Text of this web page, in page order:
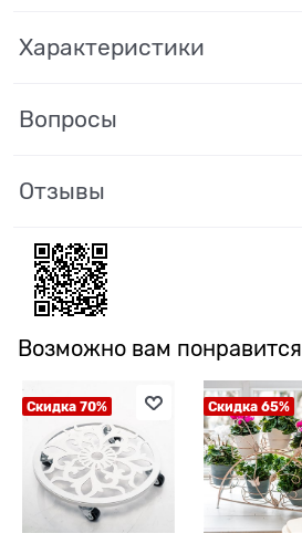
Характеристики
Вопросы
Отзывы
Возможно вам понравится
Скидка 70% Скидка 65%